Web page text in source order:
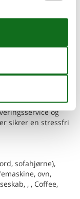
i Meir ligger alle
fryd, fuldt
tørretumbler i
aftener
og børn.
og omfattende
og
sikrer en stressfri
sofahjørne),
ovn,
, , Coffee,